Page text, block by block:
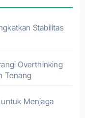
Stabilitas
Overthinking
Tenang
Menjaga